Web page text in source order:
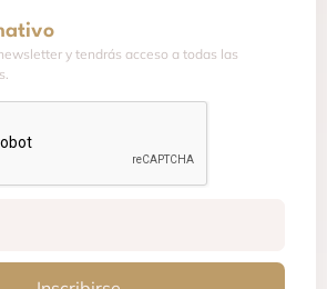
y tendrás acceso a todas las